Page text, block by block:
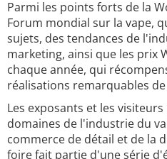
Parmi les points forts de la
Forum mondial sur la vape,
sujets, des tendances de
marketing, ainsi que les prix
chaque année, qui
réalisations remarquables
Les exposants et les
domaines de l'industrie du
commerce de détail et de la
foire fait partie d'une série